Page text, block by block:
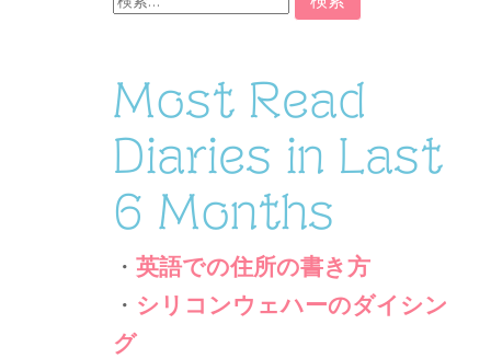
索:
Most Read
Diaries in Last
6 Months
・英語での住所の書き方
・ シリコンウェハーのダイシン
グ